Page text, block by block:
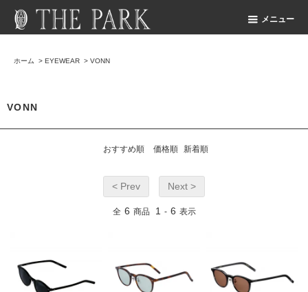
メニュー
ホーム > EYEWEAR > VONN
VONN
おすすめ順 価格順 新着順
< Prev Next >
全 6 商品 1 - 6 表示